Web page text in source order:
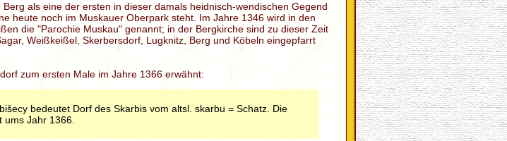
als eine der ersten in dieser damals heidnisch-wendischen Gegend
heute noch im Muskauer Oberpark steht. Im Jahre 1346 wird in den
die "Parochie Muskau" genannt; in der Bergkirche sind zu dieser Zeit
Weißkeißel, Skerbersdorf, Lugknitz, Berg und Köbeln eingepfarrt
zum ersten Male im Jahre 1366 erwähnt:
bedeutet Dorf des Skarbis vom altsl. skarbu = Schatz. Die
ums Jahr 1366.